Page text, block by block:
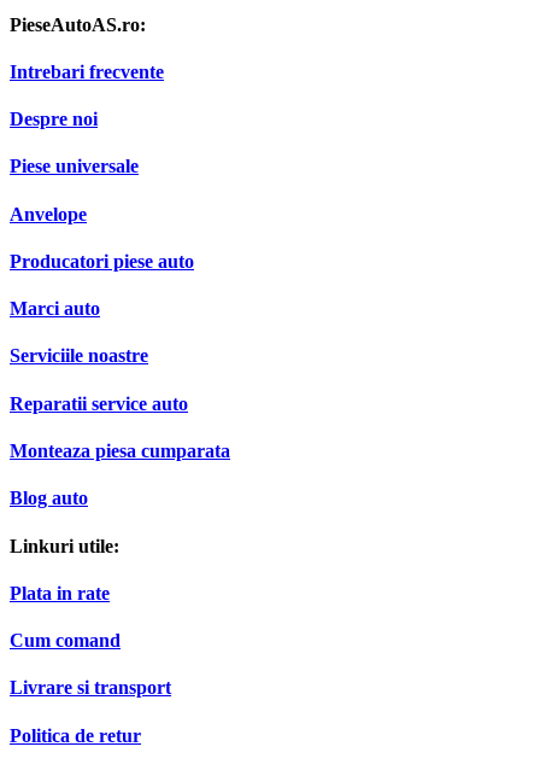
PieseAutoAS.ro:
Intrebari frecvente
Despre noi
Piese universale
Anvelope
Producatori piese auto
Marci auto
Serviciile noastre
Reparatii service auto
Monteaza piesa cumparata
Blog auto
Linkuri utile:
Plata in rate
Cum comand
Livrare si transport
Politica de retur